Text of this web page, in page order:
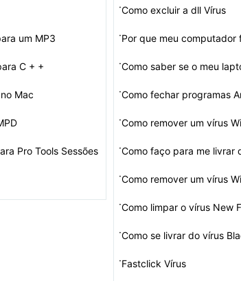
um MP3
C + +
Mac
Pro Tools Sessões
·Como excluir a dll Vírus
·
·Como saber se o meu
·Como fechar programas
·Como remover um vírus
·Como faço para me livrar
·Como remover um vírus
·Como limpar o vírus New
·Como se livrar do vírus
·Fastclick Vírus